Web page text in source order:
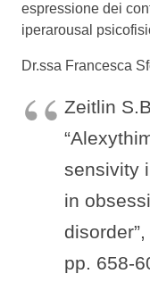
espressione dei
iperarousal
Dr.ssa Francesca
Zeitlin
sensivity
in
pp. 658-